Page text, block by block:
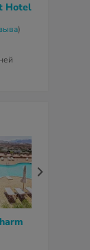
Hotel
)